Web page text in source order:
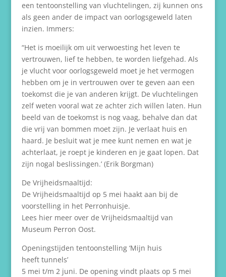
een tentoonstelling van vluchtelingen, zij kunnen ons
als geen ander de impact van oorlogsgeweld laten
inzien. Immers:
“Het is moeilijk om uit verwoesting het leven te
vertrouwen, lief te hebben, te worden liefgehad. Als
je vlucht voor oorlogsgeweld moet je het vermogen
hebben om je in vertrouwen over te geven aan een
toekomst die je van anderen krijgt. De vluchtelingen
zelf weten vooral wat ze achter zich willen laten. Hun
beeld van de toekomst is nog vaag, behalve dan dat
die vrij van bommen moet zijn. Je verlaat huis en
haard. Je besluit wat je mee kunt nemen en wat je
achterlaat, je roept je kinderen en je gaat lopen. Dat
zijn nogal beslissingen.’ (Erik Borgman)
De Vrijheidsmaaltijd:
De Vrijheidsmaaltijd op 5 mei haakt aan bij de
voorstelling in het Perronhuisje.
Lees hier meer over de Vrijheidsmaaltijd van
Museum Perron Oost.
Openingstijden tentoonstelling ‘Mijn huis
heeft tunnels’
5 mei t/m 2 juni. De opening vindt plaats op 5 mei